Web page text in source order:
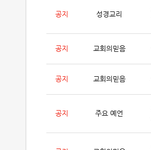
공지 성경교리
공지 교회의믿음
공지 교회의믿음
공지 주요 예언